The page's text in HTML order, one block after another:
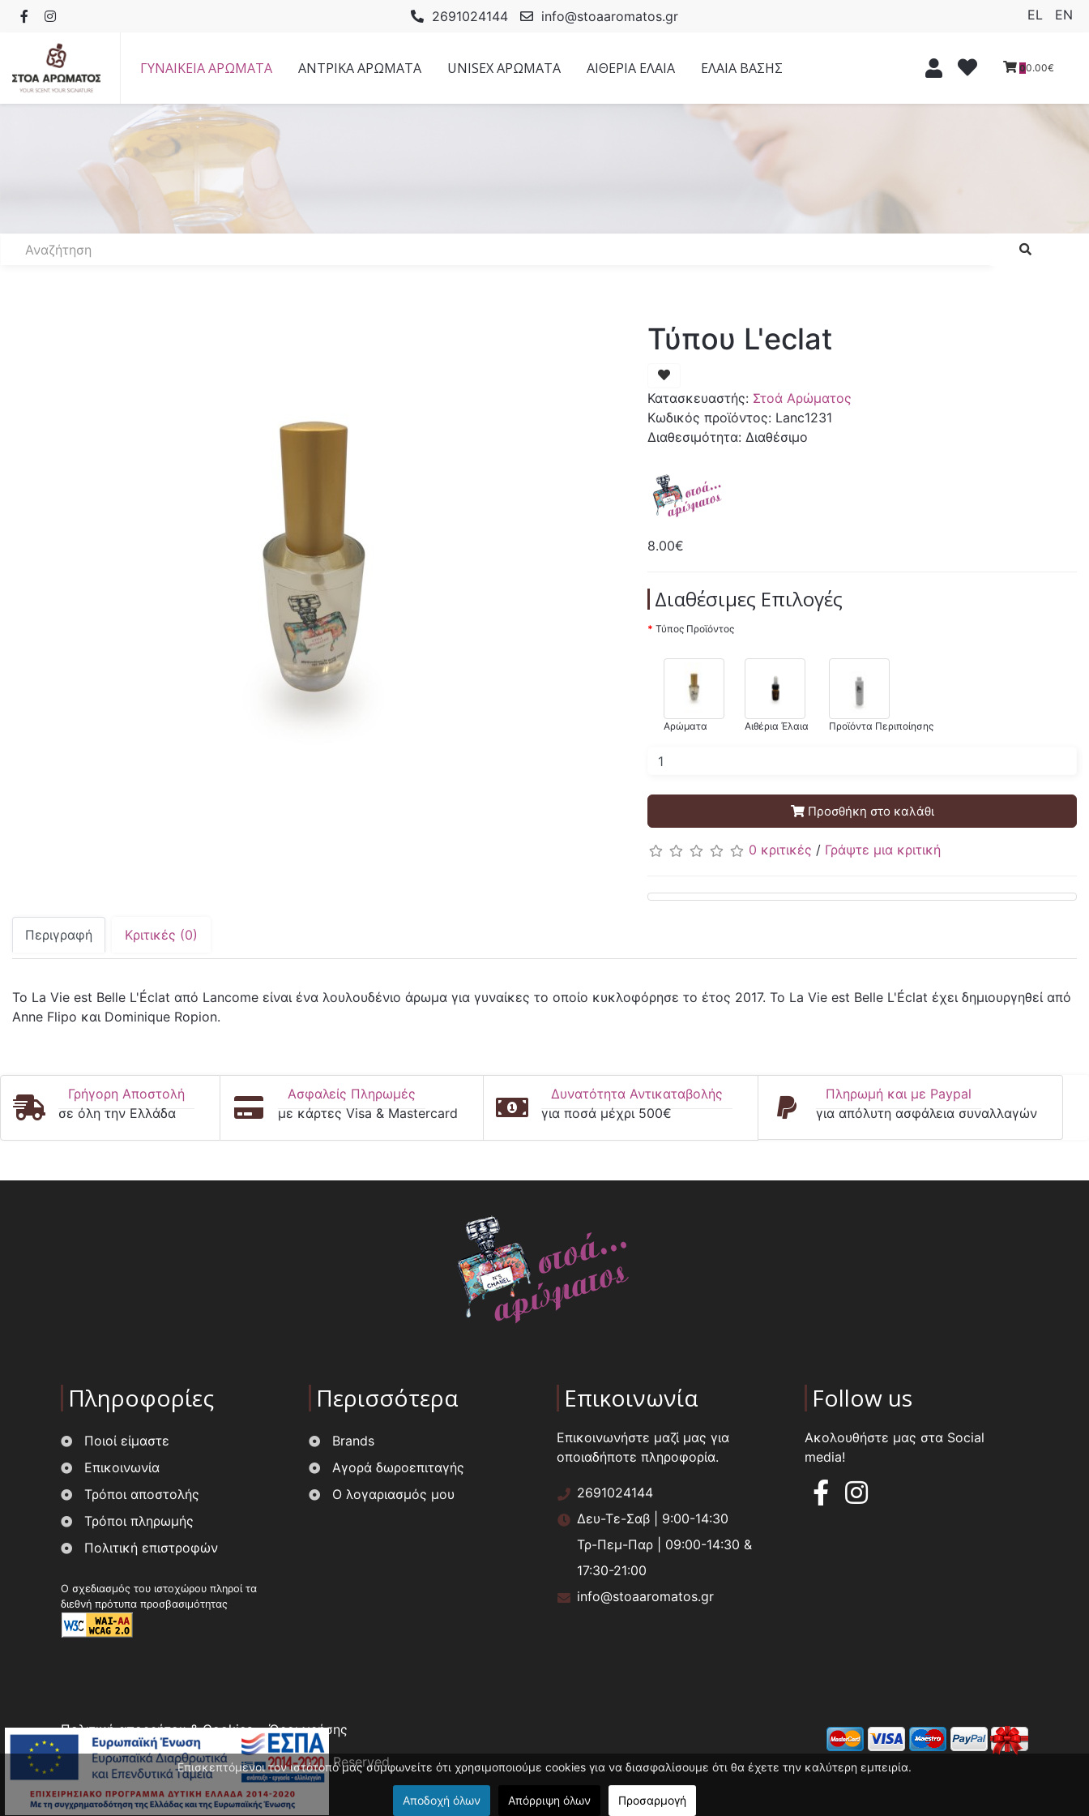
2691024144 info@stoaaromatos.gr EL EN
ΓΥΝΑΙΚΕΙΑ ΑΡΩΜΑΤΑ ΑΝΤΡΙΚΑ ΑΡΩΜΑΤΑ UNISEX ΑΡΩΜΑΤΑ ΑΙΘΕΡΙΑ ΕΛΑΙΑ ΕΛΑΙΑ ΒΑΣΗΣ 00.00€
Τύπου L'eclat
Κατασκευαστής: Στοά Αρώματος
Κωδικός προϊόντος: Lanc1231
Διαθεσιμότητα: Διαθέσιμο
8.00€
Διαθέσιμες Επιλογές
Τύπος Προϊόντος
Αρώματα Αιθέρια Έλαια Προϊόντα Περιποίησης
Προσθήκη στο καλάθι
0 κριτικές / Γράψτε μια κριτική
Περιγραφή Κριτικές (0)
Το La Vie est Belle L'Éclat από Lancome είναι ένα λουλουδένιο άρωμα για γυναίκες το οποίο κυκλοφόρησε το έτος 2017. Το La Vie est Belle L'Éclat έχει δημιουργηθεί από
Anne Flipo και Dominique Ropion.
Γρήγορη Αποστολή
σε όλη την Ελλάδα
Ασφαλείς Πληρωμές
με κάρτες Visa & Mastercard
Δυνατότητα Αντικαταβολής
για ποσά μέχρι 500€
Πληρωμή και με Paypal
για απόλυτη ασφάλεια συναλλαγών
Πληροφορίες
Ποιοί είμαστε
Επικοινωνία
Τρόποι αποστολής
Τρόποι πληρωμής
Πολιτική επιστροφών
Ο σχεδιασμός του ιστοχώρου πληροί τα
διεθνή πρότυπα προσβασιμότητας
Περισσότερα
Brands
Αγορά δωροεπιταγής
Ο λογαριασμός μου
Επικοινωνία
Επικοινωνήστε μαζί μας για
οποιαδήποτε πληροφορία.
2691024144
Δευ-Τε-Σαβ | 9:00-14:30
Τρ-Πεμ-Παρ | 09:00-14:30 &
17:30-21:00
info@stoaaromatos.gr
Follow us
Ακολουθήστε μας στα Social
media!
Πολιτική απορρήτου & Cookies
Όροι χρήσης
Copyright 2026, Στοά Αρώματος. All Rights Reserved
Επισκεπτόμενοι τον ιστότοπό μας συμφωνείτε ότι χρησιμοποιούμε cookies για να διασφαλίσουμε ότι θα έχετε την καλύτερη εμπειρία.
Αποδοχή όλων Απόρριψη όλων Προσαρμογή